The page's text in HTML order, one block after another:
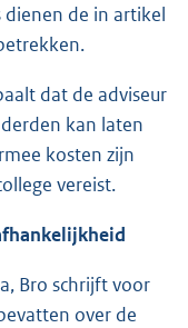
dienen de in artikel
dat de adviseur
kan laten
kosten zijn
vereist.
Bro schrijft voor
over de